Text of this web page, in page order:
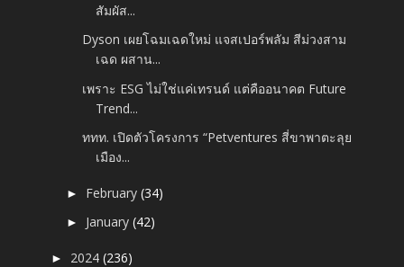
สัมผัส...
Dyson เผยโฉมเฉดใหม่ แจสเปอร์พลัม สีม่วงสาม
เฉด ผสาน...
เพราะ ESG ไม่ใช่แค่เทรนด์ แต่คืออนาคต Future
Trend...
ททท. เปิดตัวโครงการ “Petventures สี่ขาพาตะลุย
เมือง...
► February(34)
► January(42)
► 2024(236)